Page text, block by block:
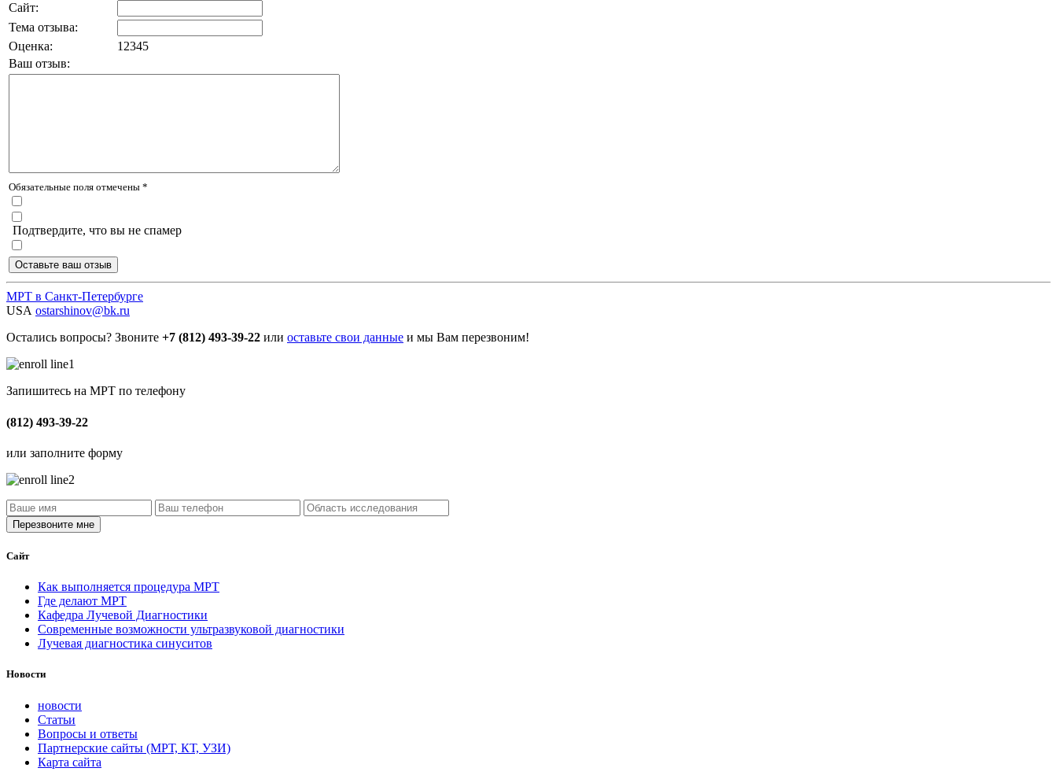
Сайт:
Тема отзыва:
Оценка:
1 2345
Ваш отзыв:
Обязательные поля отмечены *
Подтвердите, что вы не спамер
МРТ в Санкт-Петербурге
USA ostarshinov@bk.ru
Остались вопросы? Звоните +7 (812) 493-39-22 или оставьте свои данные и мы Вам перезвоним!
Запишитесь на МРТ по телефону
(812) 493-39-22
или заполните форму
Сайт
Как выполняется процедура МРТ
Где делают МРТ
Кафедра Лучевой Диагностики
Современные возможности ультразвуковой диагностики
Лучевая диагностика синуситов
Новости
новости
Статьи
Вопросы и ответы
Партнерские сайты (МРТ, КТ, УЗИ)
Карта сайта